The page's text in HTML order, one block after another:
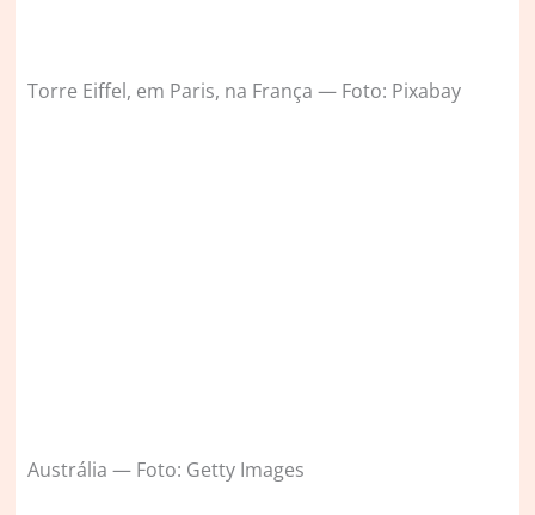
Torre Eiffel, em Paris, na França — Foto: Pixabay
Austrália — Foto: Getty Images